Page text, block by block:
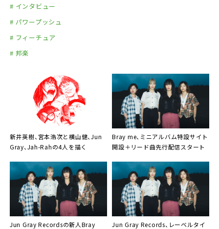
# インタビュー
# パワープッシュ
# フィーチュア
# 邦楽
新井英樹、 宮本浩次と横山健、Jun
Gray、 Jah-Rahの4人を描く
Bray me、ミニアルバム特設サイト
開設＋リード曲先行配信スタート
Jun Gray Recordsの新人Bray
Jun Gray Records、レーベルタイ